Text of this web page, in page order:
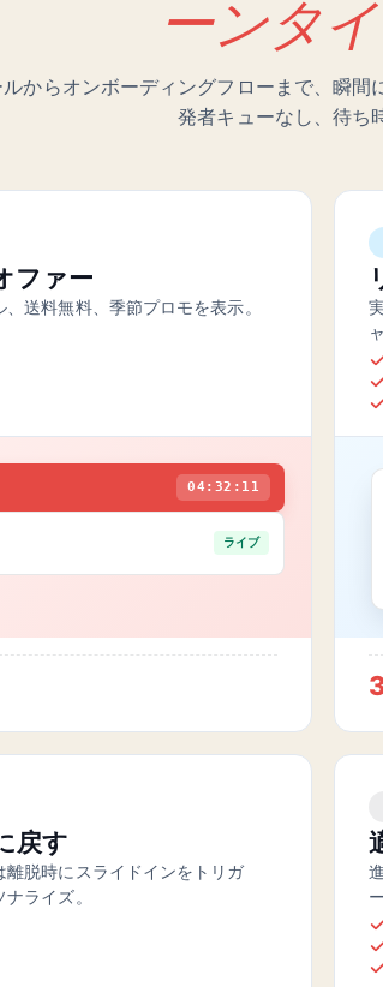
ーンタイ
からオンボーディングフローまで、瞬
発者キューなし、待ち
ファー
送料無料、季節プロモを表示。
04:32:11
ライブ
戻す
脱時にスライドインをトリガ
ライズ。